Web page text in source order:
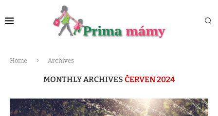
Home Archives
MONTHLY ARCHIVES ČERVEN 2024